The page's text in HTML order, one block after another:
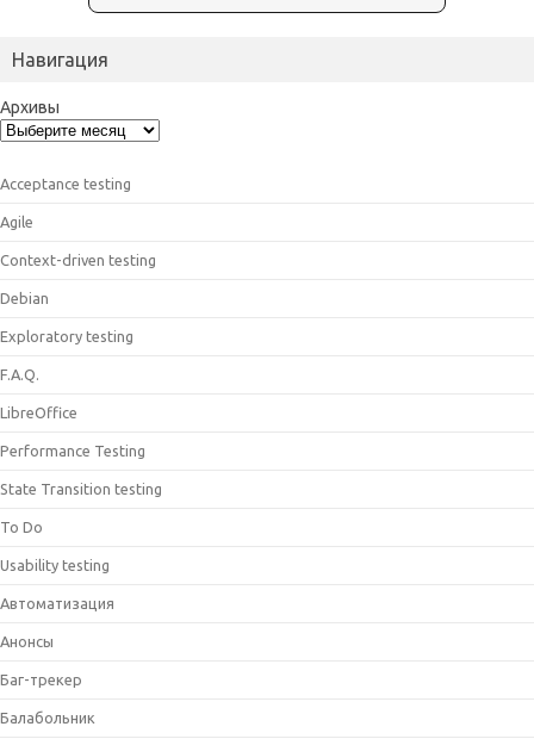
Навигация
Архивы
Acceptance testing
Agile
Context-driven testing
Debian
Exploratory testing
F.A.Q.
LibreOffice
Performance Testing
State Transition testing
To Do
Usability testing
Автоматизация
Анонсы
Баг-трекер
Балабольник